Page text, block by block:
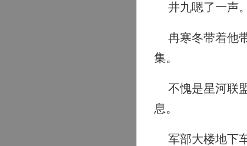
井九嗯了一声。
冉寒冬带着他
集。
不愧是星河联
息。
军部大楼地下